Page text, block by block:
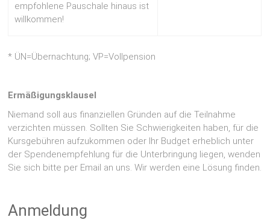
empfohlene Pauschale hinaus ist
willkommen!
* ÜN=Übernachtung; VP=Vollpension
Ermäßigungsklausel
Niemand soll aus finanziellen Gründen auf die Teilnahme
verzichten müssen. Sollten Sie Schwierigkeiten haben, für die
Kursgebühren aufzukommen oder Ihr Budget erheblich unter
der Spendenempfehlung für die Unterbringung liegen, wenden
Sie sich bitte per Email an uns. Wir werden eine Lösung finden.
Anmeldung